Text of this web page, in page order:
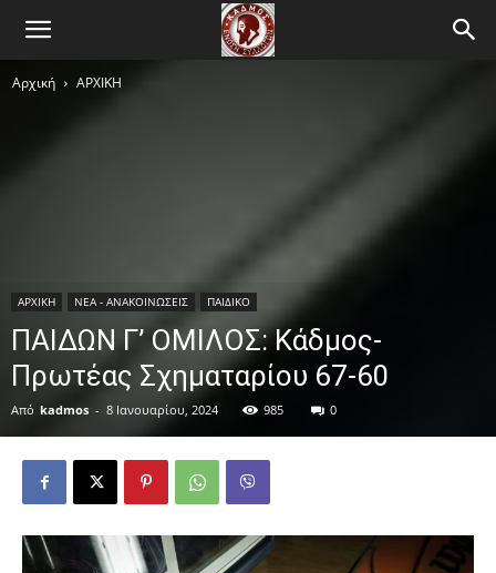
Αρχική ΑΡΧΙΚΗ
ΑΡΧΙΚΗ ΝΕΑ - ΑΝΑΚΟΙΝΩΣΕΙΣ ΠΑΙΔΙΚΟ
ΠΑΙΔΩΝ Γ’ ΟΜΙΛΟΣ: Κάδμος-
Πρωτέας Σχηματαρίου 67-60
Από kadmos - 8 Ιανουαρίου, 2024 985 0